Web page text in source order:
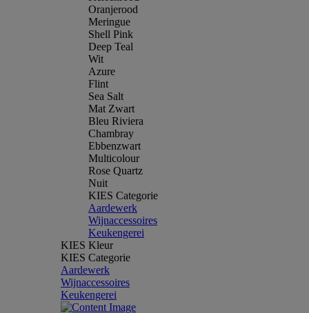
Oranjerood
Meringue
Shell Pink
Deep Teal
Wit
Azure
Flint
Sea Salt
Mat Zwart
Bleu Riviera
Chambray
Ebbenzwart
Multicolour
Rose Quartz
Nuit
KIES Categorie
Aardewerk
Wijnaccessoires
Keukengerei
KIES Kleur
KIES Categorie
Aardewerk
Wijnaccessoires
Keukengerei